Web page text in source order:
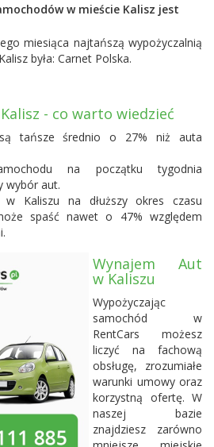
w mieście Kalisz jest
miesiąca najtańszą wypożyczalnią
była: Carnet Polska.
- co warto wiedzieć
tańsze średnio o 27% niż auta
na początku tygodnia
wybór aut.
w Kaliszu na dłuższy okres czasu
spaść nawet o 47% względem
Wynajem Aut
w Kaliszu
Wypożyczając
samochód w
RentCars możesz
liczyć na fachową
obsługę, zrozumiałe
warunki umowy oraz
korzystną ofertę. W
naszej bazie
znajdziesz zarówno